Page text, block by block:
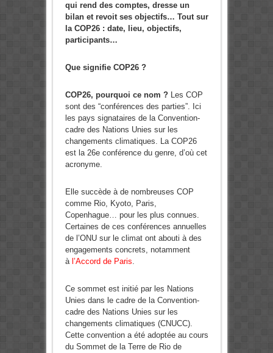
qui rend des comptes, dresse un
bilan et revoit ses objectifs… Tout sur
la COP26 : date, lieu, objectifs,
participants…
Que signifie COP26 ?
COP26, pourquoi ce nom ? Les COP
sont des “conférences des parties”. Ici
les pays signataires de la Convention-
cadre des Nations Unies sur les
changements climatiques. La COP26
est la 26e conférence du genre, d’où cet
acronyme.
Elle succède à de nombreuses COP
comme Rio, Kyoto, Paris,
Copenhague… pour les plus connues.
Certaines de ces conférences annuelles
de l’ONU sur le climat ont abouti à des
engagements concrets, notamment
à l’Accord de Paris.
Ce sommet est initié par les Nations
Unies dans le cadre de la Convention-
cadre des Nations Unies sur les
changements climatiques (CNUCC).
Cette convention a été adoptée au cours
du Sommet de la Terre de Rio de